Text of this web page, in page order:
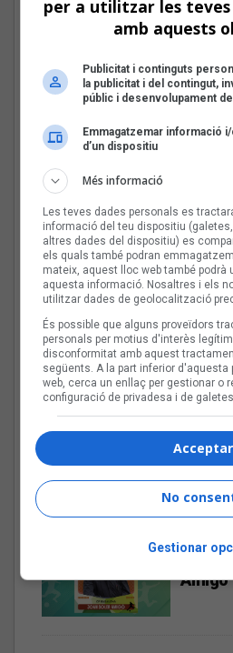
El cromo de Carles Cases
Les veus dels
català: Carles Cases
Fins a finals d'agost, repassarem
grups i artistes catalans han fet per
dels Països Catalans
Joana
bar,
Bèrnia
fusió
Les
futbol
Amigó
per a utilitzar les teves
amb aquests
Publicitat i continguts
la publicitat i del contingut,
públic i desenvolupament
Emmagatzemar informació
d’un dispositiu
Més informació
Les teves dades personals es
informació del teu dispositiu
altres dades del dispositiu) es
els quals també podran
mateix, aquest lloc web també
aquesta informació. Nosaltres i els
utilitzar dades de geolocalització
És possible que alguns proveïdors
personals per motius d'interès
disconformitat amb aquest
següents. A la part inferior d'aquesta
web, cerca un enllaç per gestionar o
configuració de privadesa i de
Acceptar
No
Gestionar